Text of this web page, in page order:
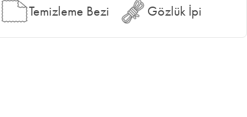
Temizleme Bezi Gözlük İpi